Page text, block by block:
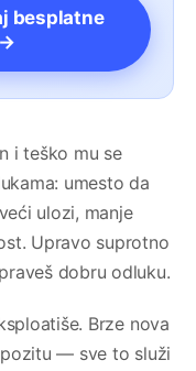
besplatne
i teško mu se
umesto da
ulozi, manje
Upravo suprotno
dobru odluku.
Brze nova
— sve to služi